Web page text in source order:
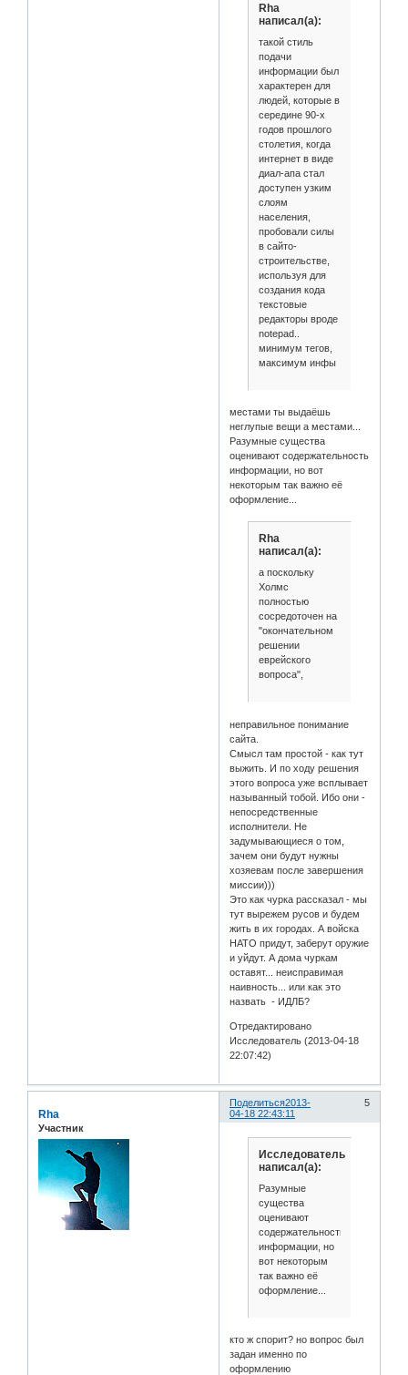
Rha
написал(а):
такой стиль
подачи
информации был
характерен для
людей, которые в
середине 90-х
годов прошлого
столетия, когда
интернет в виде
диал-апа стал
доступен узким
слоям
населения,
пробовали силы
в сайто-
строительстве,
используя для
создания кода
текстовые
редакторы вроде
notepad..
минимум тегов,
максимум инфы
местами ты выдаёшь
неглупые вещи а местами...
Разумные существа
оценивают содержательность
информации, но вот
некоторым так важно её
оформление...
Rha
написал(а):
а поскольку
Холмс
полностью
сосредоточен на
"окончательном
решении
еврейского
вопроса",
неправильное понимание
сайта.
Смысл там простой - как тут
выжить. И по ходу решения
этого вопроса уже всплывает
называнный тобой. Ибо они -
непосредственные
исполнители. Не
задумывающиеся о том,
зачем они будут нужны
хозяевам после завершения
миссии)))
Это как чурка рассказал - мы
тут вырежем русов и будем
жить в их городах. А войска
НАТО придут, заберут оружие
и уйдут. А дома чуркам
оставят... неисправимая
наивность... или как это
назвать - ИДЛБ?
Отредактировано
Исследователь (2013-04-18
22:07:42)
Поделиться 5
2013-
04-18 22:43:11
Rha
Участник
Исследователь
написал(а):
Разумные
существа
оценивают
содержательность
информации, но
вот некоторым
так важно её
оформление...
кто ж спорит? но вопрос был
задан именно по
оформлению